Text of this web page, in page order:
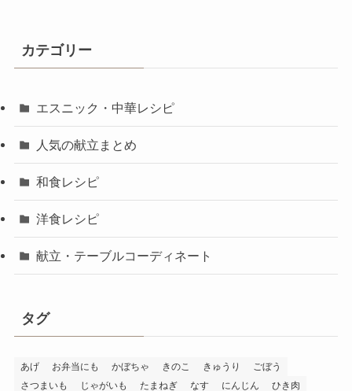
カテゴリー
エスニック・中華レシピ
人気の献立まとめ
和食レシピ
洋食レシピ
献立・テーブルコーディネート
タグ
あげ お弁当にも かぼちゃ きのこ きゅうり
ごぼう
さつまいも
じゃがいも たまねぎ なす にんじん ひき肉